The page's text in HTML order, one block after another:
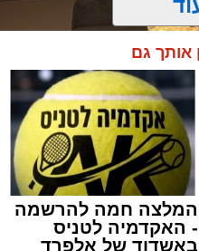
נערך
קאליש, שידוע
ברגש יהודי לוהט
הסיבו, חבושי
המפוארת בליווי הרכב
הבאות נסחפו
הענוגים של שבת
את יצירות
בהן בעלזא,
אותך גם
המלצה חמה להרשמה
- האקדמיה לטניס
באשדוד של אלפרד